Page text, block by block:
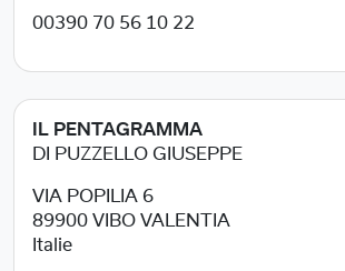
00390 70 56 10 22
IL PENTAGRAMMA
DI PUZZELLO GIUSEPPE
VIA POPILIA 6
89900 VIBO VALENTIA
Italie